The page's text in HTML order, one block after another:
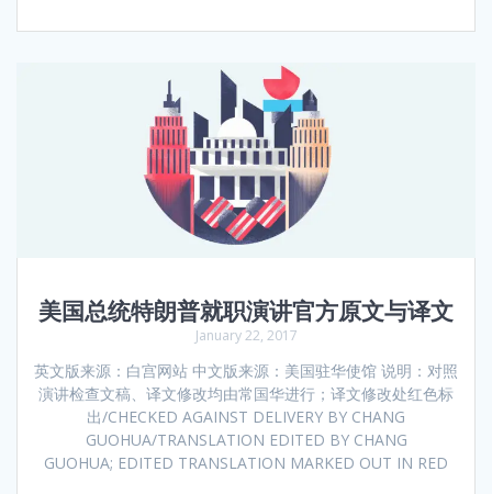
美国总统特朗普就职演讲官方原文与译文
January 22, 2017
英文版来源：白宫网站 中文版来源：美国驻华使馆 说明：对照
演讲检查文稿、译文修改均由常国华进行；译文修改处红色标
出/CHECKED AGAINST DELIVERY BY CHANG
GUOHUA/TRANSLATION EDITED BY CHANG
GUOHUA; EDITED TRANSLATION MARKED OUT IN RED